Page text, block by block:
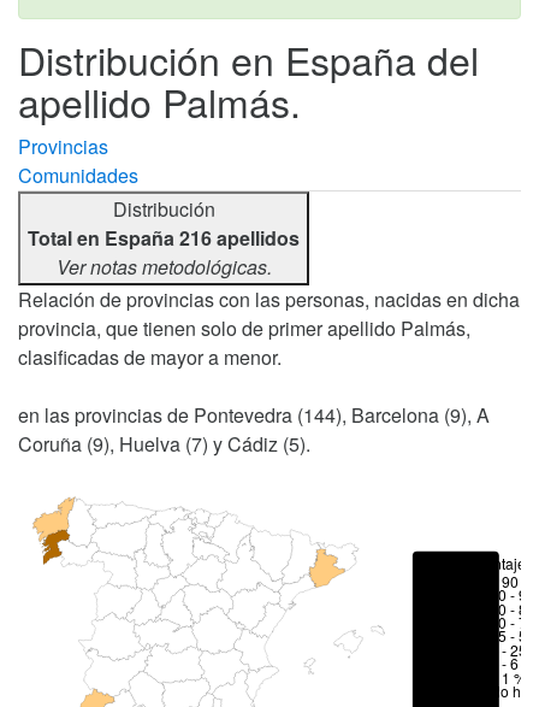
Distribución en España del
apellido Palmás.
Provincias
Comunidades
Distribución
Total en España 216 apellidos
Ver notas metodológicas.
Relación de provincias con las personas, nacidas en dicha
provincia, que tienen solo de primer apellido Palmás,
clasificadas de mayor a menor.
en las provincias de Pontevedra (144), Barcelona (9), A
Coruña (9), Huelva (7) y Cádiz (5).
Porcentajes
> 90 %
80 -
70 -
50 -
25 -
6 - 25
1 - 6 %
< 1 %
No hay